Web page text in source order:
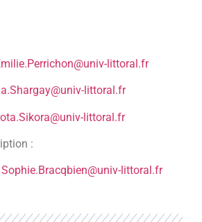
littoral.fr
littoral.fr
littoral.fr
:
Sophie.Bracqbien@univ-littoral.fr